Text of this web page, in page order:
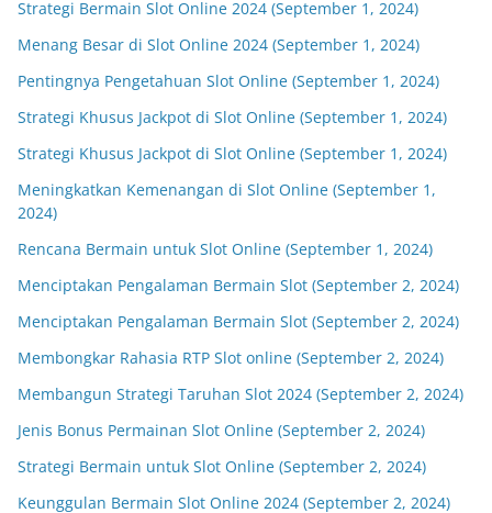
Strategi Bermain Slot Online 2024 (September 1, 2024)
Menang Besar di Slot Online 2024 (September 1, 2024)
Pentingnya Pengetahuan Slot Online (September 1, 2024)
Strategi Khusus Jackpot di Slot Online (September 1, 2024)
Strategi Khusus Jackpot di Slot Online (September 1, 2024)
Meningkatkan Kemenangan di Slot Online (September 1,
2024)
Rencana Bermain untuk Slot Online (September 1, 2024)
Menciptakan Pengalaman Bermain Slot (September 2, 2024)
Menciptakan Pengalaman Bermain Slot (September 2, 2024)
Membongkar Rahasia RTP Slot online (September 2, 2024)
Membangun Strategi Taruhan Slot 2024 (September 2, 2024)
Jenis Bonus Permainan Slot Online (September 2, 2024)
Strategi Bermain untuk Slot Online (September 2, 2024)
Keunggulan Bermain Slot Online 2024 (September 2, 2024)